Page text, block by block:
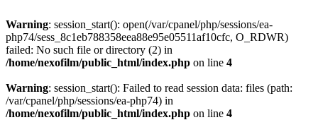
Warning: session_start(): open(/var/cpanel/php/sessions/ea-
php74/sess_8c1eb788358eea88e95e05511af10cfc, O_RDWR)
failed: No such file or directory (2) in
/home/nexofilm/public_html/index.php on line 4
Warning: session_start(): Failed to read session data: files (path:
/var/cpanel/php/sessions/ea-php74) in
/home/nexofilm/public_html/index.php on line 4